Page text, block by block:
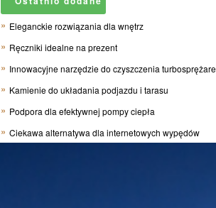
Eleganckie rozwiązania dla wnętrz
Ręczniki idealne na prezent
Innowacyjne narzędzie do czyszczenia
Kamienie do układania podjazdu i tarasu
Podpora dla efektywnej pompy ciepła
Ciekawa alternatywa dla internetowych wypędów